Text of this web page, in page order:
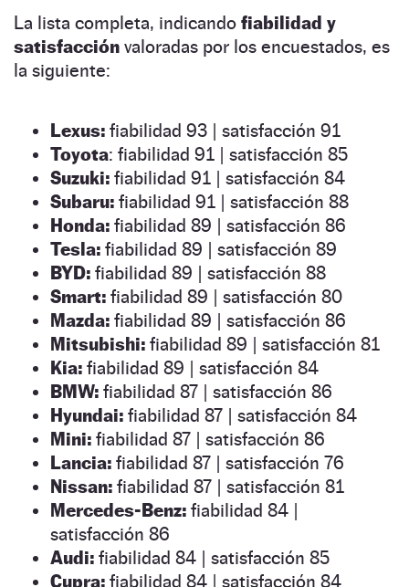
La lista completa, indicando fiabilidad y
satisfacción valoradas por los encuestados, es
la siguiente:
Lexus: fiabilidad 93 | satisfacción 91
Toyota: fiabilidad 91 | satisfacción 85
Suzuki: fiabilidad 91 | satisfacción 84
Subaru: fiabilidad 91 | satisfacción 88
Honda: fiabilidad 89 | satisfacción 86
Tesla: fiabilidad 89 | satisfacción 89
BYD: fiabilidad 89 | satisfacción 88
Smart: fiabilidad 89 | satisfacción 80
Mazda: fiabilidad 89 | satisfacción 86
Mitsubishi: fiabilidad 89 | satisfacción 81
Kia: fiabilidad 89 | satisfacción 84
BMW: fiabilidad 87 | satisfacción 86
Hyundai: fiabilidad 87 | satisfacción 84
Mini: fiabilidad 87 | satisfacción 86
Lancia: fiabilidad 87 | satisfacción 76
Nissan: fiabilidad 87 | satisfacción 81
Mercedes-Benz: fiabilidad 84 |
satisfacción 86
Audi: fiabilidad 84 | satisfacción 85
Cupra: fiabilidad 84 | satisfacción 84